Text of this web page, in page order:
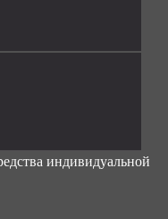
индивидуальной